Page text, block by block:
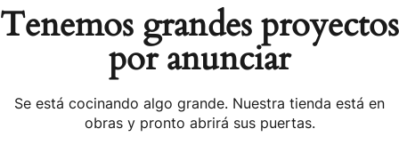
Tenemos grandes proyectos
por anunciar
Se está cocinando algo grande. Nuestra tienda está en
obras y pronto abrirá sus puertas.